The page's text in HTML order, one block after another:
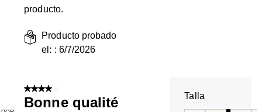
producto.
Producto probado
el: : 6/7/2026
4 de 5 estrellas.
Bonne qualité
Talla